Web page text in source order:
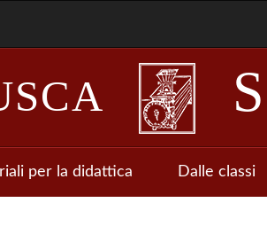
S
per la didattica Dalle classi